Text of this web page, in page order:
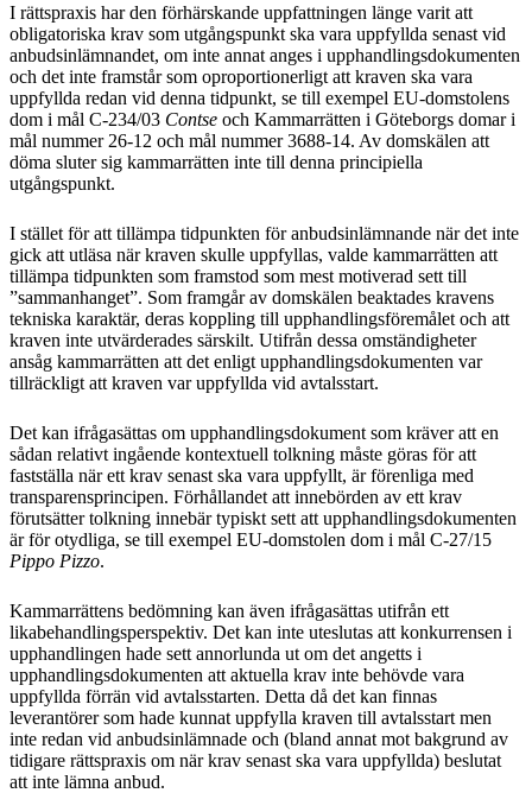
I rättspraxis har den förhärskande uppfattningen länge varit att
obligatoriska krav som utgångspunkt ska vara uppfyllda senast vid
anbudsinlämnandet, om inte annat anges i upphandlingsdokumenten
och det inte framstår som oproportionerligt att kraven ska vara
uppfyllda redan vid denna tidpunkt, se till exempel EU-domstolens
dom i mål C-234/03 Contse och Kammarrätten i Göteborgs domar i
mål nummer 26-12 och mål nummer 3688-14. Av domskälen att
döma sluter sig kammarrätten inte till denna principiella
utgångspunkt.
I stället för att tillämpa tidpunkten för anbudsinlämnande när det inte
gick att utläsa när kraven skulle uppfyllas, valde kammarrätten att
tillämpa tidpunkten som framstod som mest motiverad sett till
”sammanhanget”. Som framgår av domskälen beaktades kravens
tekniska karaktär, deras koppling till upphandlingsföremålet och att
kraven inte utvärderades särskilt. Utifrån dessa omständigheter
ansåg kammarrätten att det enligt upphandlingsdokumenten var
tillräckligt att kraven var uppfyllda vid avtalsstart.
Det kan ifrågasättas om upphandlingsdokument som kräver att en
sådan relativt ingående kontextuell tolkning måste göras för att
fastställa när ett krav senast ska vara uppfyllt, är förenliga med
transparensprincipen. Förhållandet att innebörden av ett krav
förutsätter tolkning innebär typiskt sett att upphandlingsdokumenten
är för otydliga, se till exempel EU-domstolen dom i mål C-27/15
Pippo Pizzo.
Kammarrättens bedömning kan även ifrågasättas utifrån ett
likabehandlingsperspektiv. Det kan inte uteslutas att konkurrensen i
upphandlingen hade sett annorlunda ut om det angetts i
upphandlingsdokumenten att aktuella krav inte behövde vara
uppfyllda förrän vid avtalsstarten. Detta då det kan finnas
leverantörer som hade kunnat uppfylla kraven till avtalsstart men
inte redan vid anbudsinlämnade och (bland annat mot bakgrund av
tidigare rättspraxis om när krav senast ska vara uppfyllda) beslutat
att inte lämna anbud.